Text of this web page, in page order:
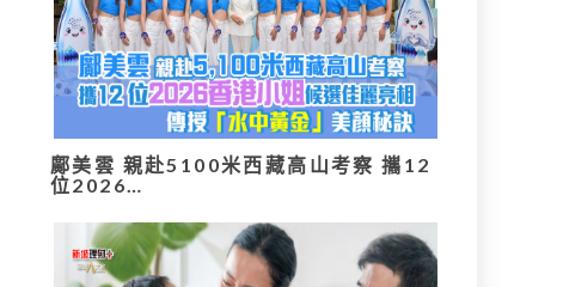
鄺美雲 親赴5100米西藏高山考察 攜12
位2026…